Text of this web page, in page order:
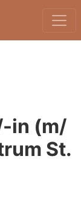
in (m/
St.